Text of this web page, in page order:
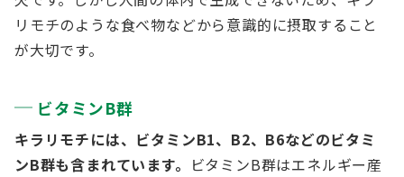
リモチのような食べ物などから意識的に摂取すること
が大切です。
ビタミンB群
キラリモチには、ビタミンB1、B2、B6などのビタミ
ンB群も含まれています。 ビタミンB群はエネルギー産